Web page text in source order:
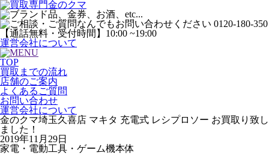
運営会社について
TOP
買取までの流れ
店舗のご案内
よくあるご質問
お問い合わせ
運営会社について
金のクマ埼玉久喜店 マキタ 充電式 レシプロソー お買取り致し
ました！
2019年11月29日
家電・電動工具・ゲーム機本体